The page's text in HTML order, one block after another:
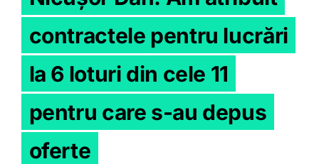
contractele pentru lucrări
la 6 loturi din cele 11
pentru care s-au depus
oferte